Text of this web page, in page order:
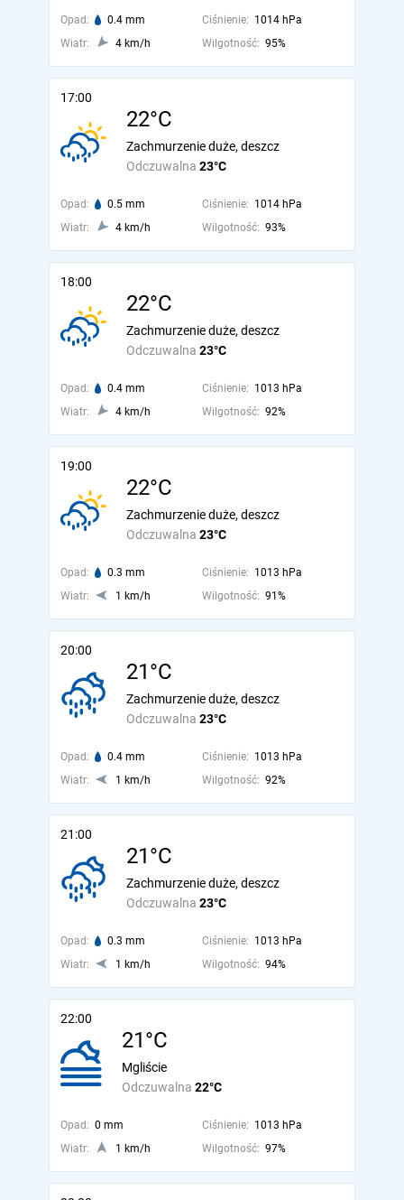
Opad: 0.4 mm Ciśnienie: 1014 hPa
Wiatr:
4 km/h Wilgotność: 95%
17:00
22°C
Odczuwalna 23°C
Zachmurzenie duże, deszcz
Opad: 0.5 mm Ciśnienie: 1014 hPa
Wiatr:
4 km/h Wilgotność: 93%
18:00
22°C
Odczuwalna 23°C
Zachmurzenie duże, deszcz
Opad: 0.4 mm Ciśnienie: 1013 hPa
Wiatr:
4 km/h Wilgotność: 92%
19:00
22°C
Odczuwalna 23°C
Zachmurzenie duże, deszcz
Opad: 0.3 mm Ciśnienie: 1013 hPa
Wiatr:
1 km/h Wilgotność: 91%
20:00
21°C
Odczuwalna 23°C
Zachmurzenie duże, deszcz
Opad: 0.4 mm Ciśnienie: 1013 hPa
Wiatr:
1 km/h Wilgotność: 92%
21:00
21°C
Odczuwalna 23°C
Zachmurzenie duże, deszcz
Opad: 0.3 mm Ciśnienie: 1013 hPa
Wiatr:
1 km/h Wilgotność: 94%
22:00
21°C
Odczuwalna 22°C
Mgliście
Opad: 0 mm Ciśnienie: 1013 hPa
Wiatr:
1 km/h Wilgotność: 97%